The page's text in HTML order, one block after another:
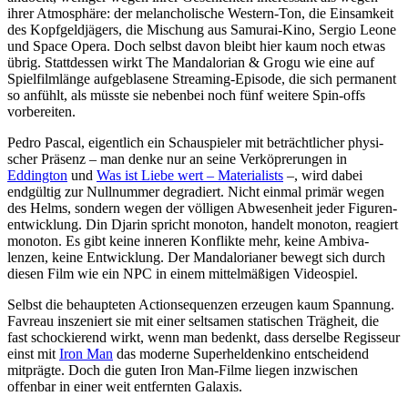
ihrer Atmo­sphäre: der melan­cho­li­sche Western-Ton, die Einsam­keit
des Kopf­geld­jä­gers, die Mischung aus Samurai-Kino, Sergio Leone
und Space Opera. Doch selbst davon bleibt hier kaum noch etwas
übrig. Statt­dessen wirkt The Mandalo­rian & Grogu wie eine auf
Spiel­film­länge aufge­bla­sene Streaming-Episode, die sich permanent
so anfühlt, als müsste sie nebenbei noch fünf weitere Spin-offs
vorbe­reiten.
Pedro Pascal, eigent­lich ein Schau­spieler mit beträcht­li­cher physi­
scher Präsenz – man denke nur an seine Verköprerungen in
Eddington und Was ist Liebe wert – Mate­ria­lists –, wird dabei
endgültig zur Null­nummer degra­diert. Nicht einmal primär wegen
des Helms, sondern wegen der völligen Abwe­sen­heit jeder Figu­ren­
ent­wick­lung. Din Djarin spricht monoton, handelt monoton, reagiert
monoton. Es gibt keine inneren Konflikte mehr, keine Ambi­va­
lenzen, keine Entwick­lung. Der Mandalo­rianer bewegt sich durch
diesen Film wie ein NPC in einem mittel­mäßigen Video­spiel.
Selbst die behaup­teten Action­se­quenzen erzeugen kaum Spannung.
Favreau insze­niert sie mit einer seltsamen stati­schen Trägheit, die
fast scho­ckie­rend wirkt, wenn man bedenkt, dass derselbe Regisseur
einst mit Iron Man das moderne Super­hel­den­kino entschei­dend
mitprägte. Doch die guten Iron Man-Filme liegen inzwi­schen
offenbar in einer weit entfernten Galaxis.